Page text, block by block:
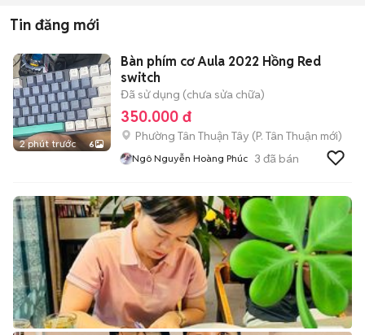
Tin đăng mới
2 phút trước 6
Bàn phím cơ Aula 2022 Hồng Red
switch
Đã sử dụng (chưa sửa chữa)
350.000 đ
Phường Tân Thuận Tây (P. Tân Thuận mới)
Ngô Nguyễn Hoàng Phúc 3 đã bán